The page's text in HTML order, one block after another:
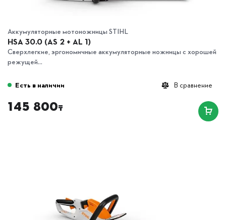
Аккумуляторные мотоножницы STIHL
HSA 30.0 (AS 2 + AL 1)
Сверхлегкие, эргономичные аккумуляторные ножницы с хорошей
режущей...
В сравнение
Есть в наличии
145 800₸